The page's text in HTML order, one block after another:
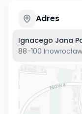
Adres
Ignacego Jana
88-100 Inowrocław